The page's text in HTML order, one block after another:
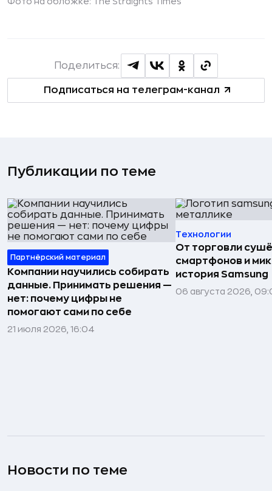
Подписаться на телеграм-канал
Поделиться:
Публикации по теме
Партнёрский материал
Компании научились собирать
данные. Принимать решения —
нет: почему цифры не
помогают сами по себе
21 июля 2026, 16:04
Технологии
От торговли
смартфонов и
история Samsung
06 августа 2026,
Новости по теме